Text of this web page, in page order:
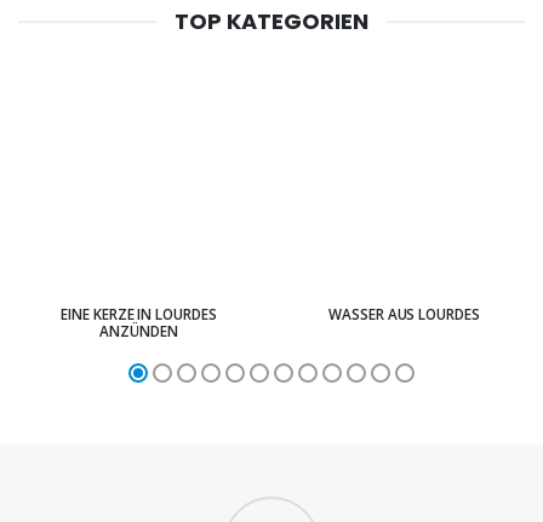
TOP KATEGORIEN
EINE KERZE IN LOURDES
ANZÜNDEN
WASSER AUS LOURDES